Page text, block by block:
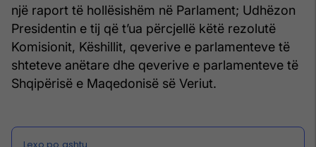
një raport të hollësishëm në Parlament; Udhëzon
Presidentin e tij që t’ua përcjellë këtë rezolutë
Komisionit, Këshillit, qeverive e parlamenteve të
shteteve anëtare dhe qeverive e parlamenteve të
Shqipërisë e Maqedonisë së Veriut.